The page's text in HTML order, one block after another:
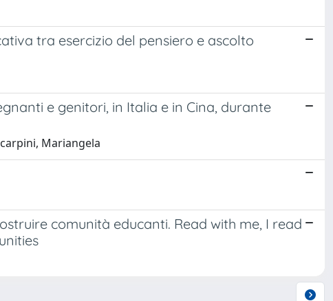
tra esercizio del pensiero e ascolto
e genitori, in Italia e in Cina, durante
Mariangela
comunità educanti. Read with me, I read